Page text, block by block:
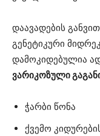
დაავადების
გენეტიკური
დამოკიდებულია
ვარიკოზული
ჭარბი წონა
ქვემო